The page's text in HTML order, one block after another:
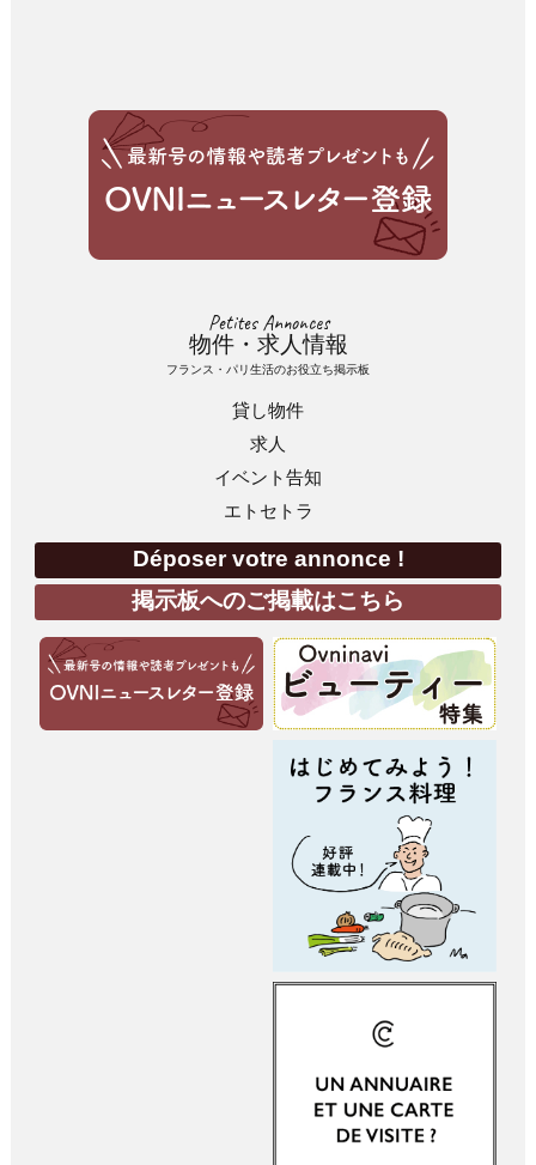
Petites Annonces
物件・求人情報
フランス・パリ生活のお役立ち掲示板
貸し物件
求人
イベント告知
エトセトラ
Déposer votre annonce !
掲示板へのご掲載はこちら